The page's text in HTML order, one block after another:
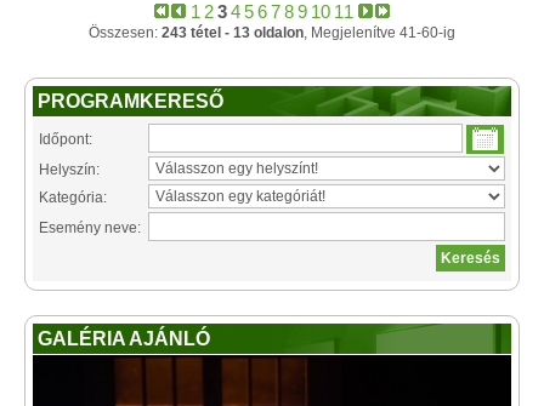
1 23456789 10 11
Összesen: 243 tétel - 13 oldalon, Megjelenítve 41-60-ig
PROGRAMKERESŐ
Időpont:
Helyszín:
Kategória:
Esemény neve:
GALÉRIA AJÁNLÓ